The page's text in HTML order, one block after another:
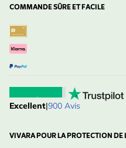
COMMANDE SÛRE ET FACILE
Excellent|900 Avis
VIVARA POUR LA PROTECTION DE